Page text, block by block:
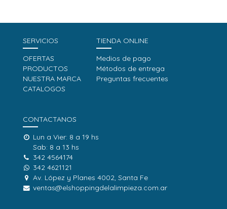
SERVICIOS
OFERTAS
PRODUCTOS
NUESTRA MARCA
CATALOGOS
TIENDA ONLINE
Medios de pago
Métodos de entrega
Preguntas frecuentes
CONTACTANOS
Lun a Vier: 8 a 19 hs
Sab: 8 a 13 hs
342 4564174
342 4621121
Av. López y Planes 4002, Santa Fe
ventas@elshoppingdelalimpieza.com.ar